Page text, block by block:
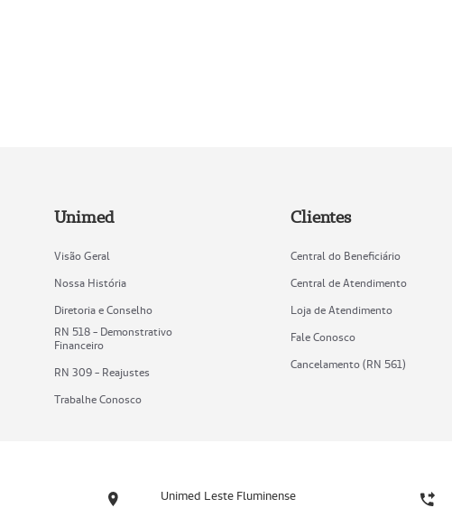
Unimed
Visão Geral
Nossa História
Diretoria e Conselho
RN 518 - Demonstrativo
Financeiro
RN 309 - Reajustes
Trabalhe Conosco
Clientes
Central do Beneficiário
Central de Atendimento
Loja de Atendimento
Fale Conosco
Cancelamento (RN 561)
Unimed Leste Fluminense